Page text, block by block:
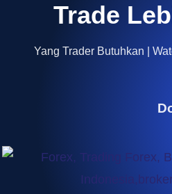
Trade
Yang Trader Butuhkan |